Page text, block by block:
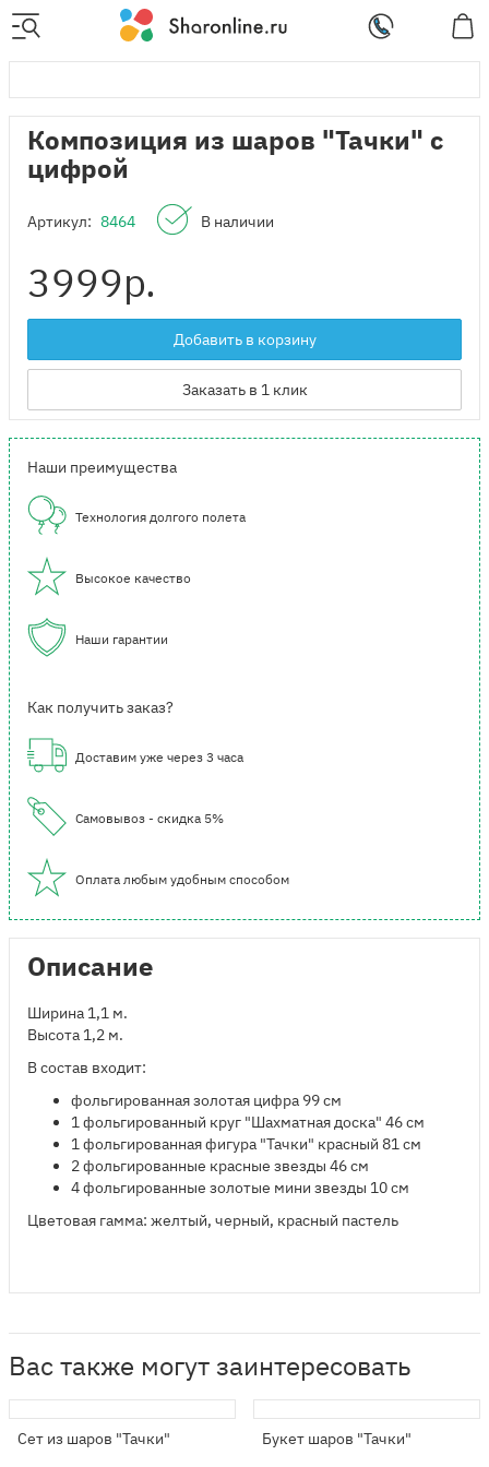
Композиция из шаров "Тачки" с
цифрой
Артикул: 8464 В наличии
3999р.
Добавить в корзину
Заказать в 1 клик
Наши преимущества
Технология долгого полета
Высокое качество
Наши гарантии
Как получить заказ?
Доставим уже через 3 часа
Самовывоз - скидка 5%
Оплата любым удобным способом
Описание
Ширина 1,1 м.
Высота 1,2 м.
В состав входит:
​фольгированная золотая цифра 99 см
1 фольгированный круг "Шахматная доска" 46 см
1 фольгированная фигура "Тачки" красный 81 см
2 фольгированные красные звезды 46 см
4 фольгированные золотые мини звезды 10 см
Цветовая гамма: желтый, черный, красный пастель
Вас также могут заинтересовать
Сет из шаров "Тачки" Букет шаров "Тачки"